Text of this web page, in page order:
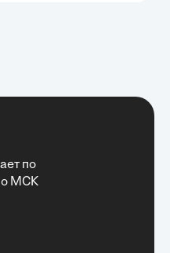
качественно,
по
МСК